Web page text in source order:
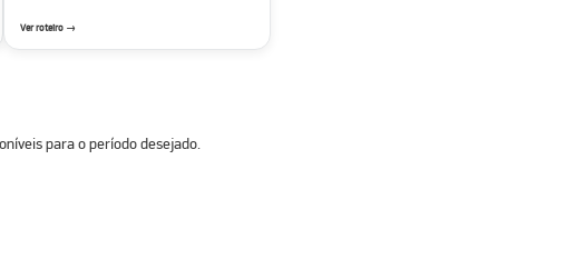
Ver roteiro →
para o período desejado.